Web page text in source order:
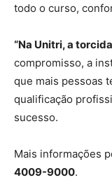
todo o curso,
“Na Unitri, a
compromisso, a
que mais pessoas
qualificação
sucesso.
Mais informações
4009-9000.